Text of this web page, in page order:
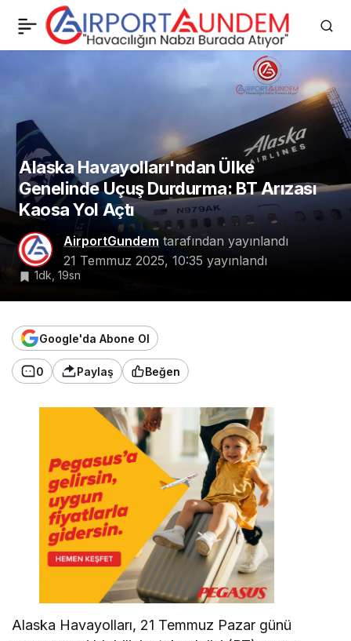
Alaska Havayolları'ndan Ülke
Genelinde Uçuş Durdurma: BT Arızası
Kaosa Yol Açtı
AirportGundem tarafından yayınlandı
21 Temmuz 2025, 10:35 yayınlandı
1dk, 19sn
Google'da Abone Ol
0 Paylaş Beğen
Alaska Havayolları, 21 Temmuz Pazar günü
Havada Şiddetli
Yaralanma
0 Paylaş